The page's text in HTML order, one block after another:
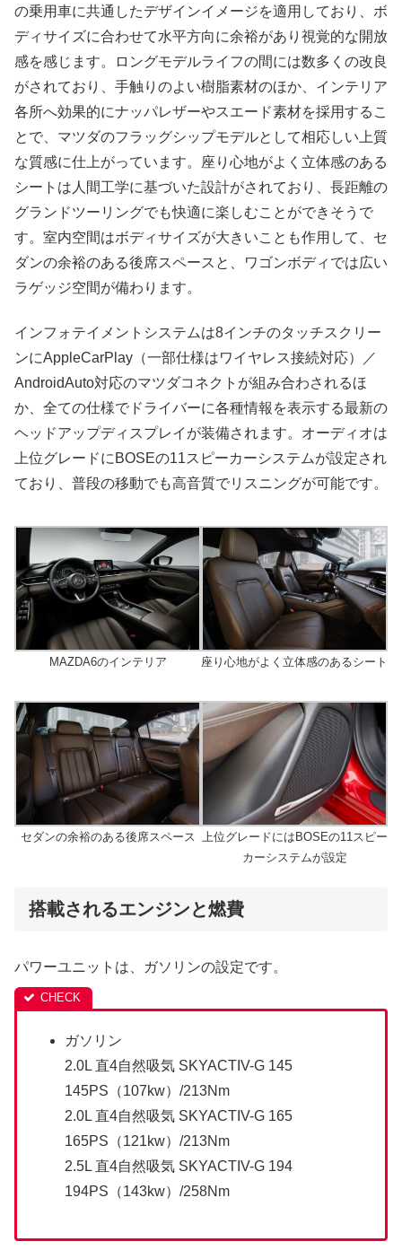
の乗用車に共通したデザインイメージを適用しており、ボ
ディサイズに合わせて水平方向に余裕があり視覚的な開放
感を感じます。ロングモデルライフの間には数多くの改良
がされており、手触りのよい樹脂素材のほか、インテリア
各所へ効果的にナッパレザーやスエード素材を採用するこ
とで、マツダのフラッグシップモデルとして相応しい上質
な質感に仕上がっています。座り心地がよく立体感のある
シートは人間工学に基づいた設計がされており、長距離の
グランドツーリングでも快適に楽しむことができそうで
す。室内空間はボディサイズが大きいことも作用して、セ
ダンの余裕のある後席スペースと、ワゴンボディでは広い
ラゲッジ空間が備わります。
インフォテイメントシステムは8インチのタッチスクリー
ンにAppleCarPlay（一部仕様はワイヤレス接続対応）／
AndroidAuto対応のマツダコネクトが組み合わされるほ
か、全ての仕様でドライバーに各種情報を表示する最新の
ヘッドアップディスプレイが装備されます。オーディオは
上位グレードにBOSEの11スピーカーシステムが設定され
ており、普段の移動でも高音質でリスニングが可能です。
MAZDA6のインテリア 座り心地がよく立体感のあるシート
セダンの余裕のある後席スペース 上位グレードにはBOSEの11スピー
カーシステムが設定
搭載されるエンジンと燃費
パワーユニットは、ガソリンの設定です。
ガソリン
2.0L 直4自然吸気 SKYACTIV-G 145
145PS（107kw）/213Nm
2.0L 直4自然吸気 SKYACTIV-G 165
165PS（121kw）/213Nm
2.5L 直4自然吸気 SKYACTIV-G 194
194PS（143kw）/258Nm